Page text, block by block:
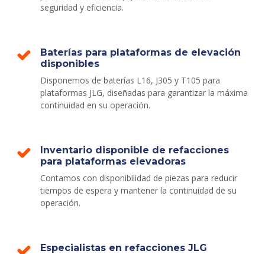
seguridad y eficiencia.
Baterías para plataformas de elevación
disponibles
Disponemos de baterías L16, J305 y T105 para
plataformas JLG, diseñadas para garantizar la máxima
continuidad en su operación.
Inventario disponible de refacciones
para plataformas elevadoras
Contamos con disponibilidad de piezas para reducir
tiempos de espera y mantener la continuidad de su
operación.
Especialistas en refacciones JLG